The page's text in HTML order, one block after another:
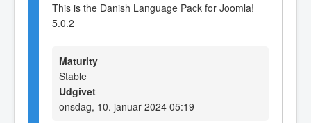
This is the Danish Language Pack for Joomla!
5.0.2
Maturity
Stable
Udgivet
onsdag, 10. januar 2024 05:19